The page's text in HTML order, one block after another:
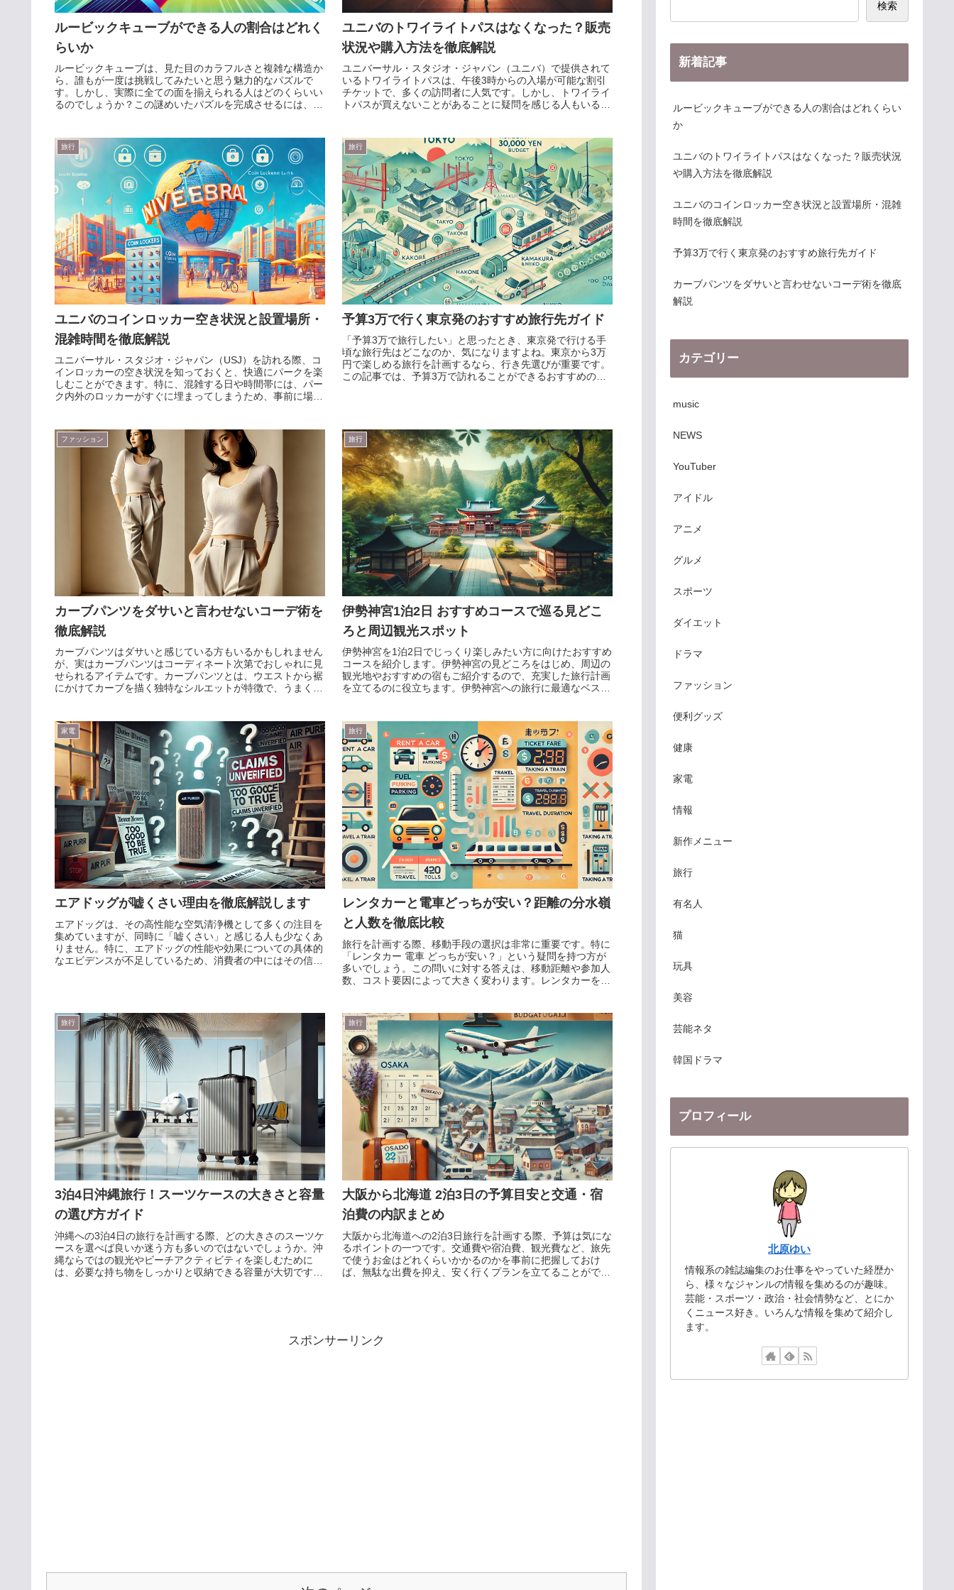
ルービックキューブができる人の割合はどれく
らいか
ルービックキューブは、見た目のカラフルさと複雑な構造か
ら、誰もが一度は挑戦してみたいと思う魅力的なパズルで
す。しかし、実際に全ての面を揃えられる人はどのくらいい
るのでしょうか？この謎めいたパズルを完成させるには、た
ユニバのトワイライトパスはなくなった？販売
状況や購入方法を徹底解説
ユニバーサル・スタジオ・ジャパン（ユニバ）で提供されて
いるトワイライトパスは、午後3時からの入場が可能な割引
チケットで、多くの訪問者に人気です。しかし、トワイライ
トパスが買えないことがあることに疑問を感じる人もいるか
旅行
ユニバのコインロッカー空き状況と設置場所・
混雑時間を徹底解説
ユニバーサル・スタジオ・ジャパン（USJ）を訪れる際、コ
インロッカーの空き状況を知っておくと、快適にパークを楽
しむことができます。特に、混雑する日や時間帯には、パー
ク内外のロッカーがすぐに埋まってしまうため、事前に場所
旅行
予算3万で行く東京発のおすすめ旅行先ガイド
「予算3万で旅行したい」と思ったとき、東京発で行ける手
頃な旅行先はどこなのか、気になりますよね。東京から3万
円で楽しめる旅行を計画するなら、行き先選びが重要です。
この記事では、予算3万で訪れることができるおすすめの観
ファッション
カーブパンツをダサいと言わせないコーデ術を
徹底解説
カーブパンツはダサいと感じている方もいるかもしれません
が、実はカーブパンツはコーディネート次第でおしゃれに見
せられるアイテムです。カーブパンツとは、ウエストから裾
にかけてカーブを描く独特なシルエットが特徴で、うまく着
旅行
伊勢神宮1泊2日 おすすめコースで巡る見どこ
ろと周辺観光スポット
伊勢神宮を1泊2日でじっくり楽しみたい方に向けたおすすめ
コースを紹介します。伊勢神宮の見どころをはじめ、周辺の
観光地やおすすめの宿もご紹介するので、充実した旅行計画
を立てるのに役立ちます。伊勢神宮への旅行に最適なベスト
家電
エアドッグが嘘くさい理由を徹底解説します
エアドッグは、その高性能な空気清浄機として多くの注目を
集めていますが、同時に「嘘くさい」と感じる人も少なくあ
りません。特に、エアドッグの性能や効果についての具体的
なエビデンスが不足しているため、消費者の中にはその信頼
旅行
レンタカーと電車どっちが安い？距離の分水嶺
と人数を徹底比較
旅行を計画する際、移動手段の選択は非常に重要です。特に
「レンタカー 電車 どっちが安い？」という疑問を持つ方が
多いでしょう。この問いに対する答えは、移動距離や参加人
数、コスト要因によって大きく変わります。レンタカーを利
旅行
3泊4日沖縄旅行！スーツケースの大きさと容量
の選び方ガイド
沖縄への3泊4日の旅行を計画する際、どの大きさのスーツケ
ースを選べば良いか迷う方も多いのではないでしょうか。沖
縄ならではの観光やビーチアクティビティを楽しむために
は、必要な持ち物をしっかりと収納できる容量が大切です。
旅行
大阪から北海道 2泊3日の予算目安と交通・宿
泊費の内訳まとめ
大阪から北海道への2泊3日旅行を計画する際、予算は気にな
るポイントの一つです。交通費や宿泊費、観光費など、旅先
で使うお金はどれくらいかかるのかを事前に把握しておけ
ば、無駄な出費を抑え、安く行くプランを立てることができ
スポンサーリンク
検索
新着記事
ルービックキューブができる人の割合はどれくらい
か
ユニバのトワイライトパスはなくなった？販売状況
や購入方法を徹底解説
ユニバのコインロッカー空き状況と設置場所・混雑
時間を徹底解説
予算3万で行く東京発のおすすめ旅行先ガイド
カーブパンツをダサいと言わせないコーデ術を徹底
解説
カテゴリー
music
NEWS
YouTuber
アイドル
アニメ
グルメ
スポーツ
ダイエット
ドラマ
ファッション
便利グッズ
健康
家電
情報
新作メニュー
旅行
有名人
猫
玩具
美容
芸能ネタ
韓国ドラマ
プロフィール
北原ゆい
情報系の雑誌編集のお仕事をやっていた経歴か
ら、様々なジャンルの情報を集めるのが趣味。
芸能・スポーツ・政治・社会情勢など、とにか
くニュース好き。いろんな情報を集めて紹介し
ます。